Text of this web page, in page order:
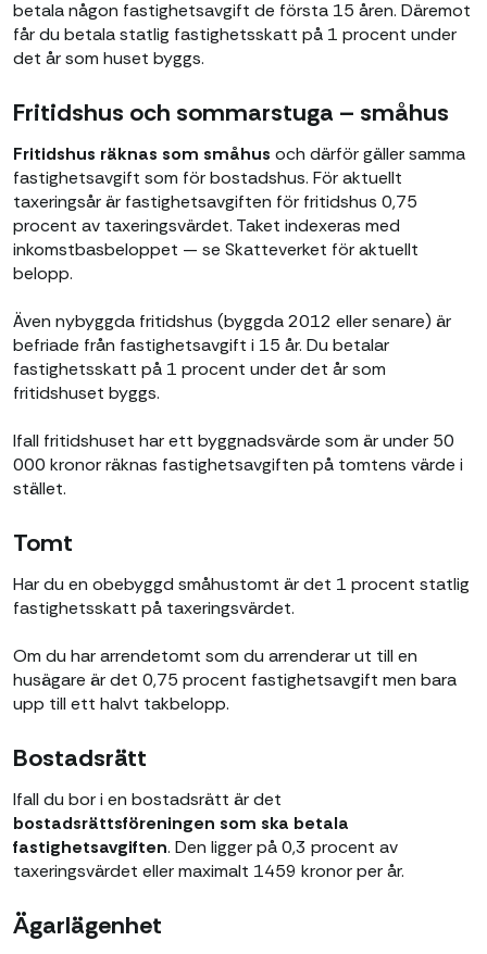
betala någon fastighetsavgift de första 15 åren. Däremot
får du betala statlig fastighetsskatt på 1 procent under
det år som huset byggs.
Fritidshus och sommarstuga – småhus
Fritidshus räknas som småhus och därför gäller samma
fastighetsavgift som för bostadshus. För aktuellt
taxeringsår är fastighetsavgiften för fritidshus 0,75
procent av taxeringsvärdet. Taket indexeras med
inkomstbasbeloppet — se Skatteverket för aktuellt
belopp.
Även nybyggda fritidshus (byggda 2012 eller senare) är
befriade från fastighetsavgift i 15 år. Du betalar
fastighetsskatt på 1 procent under det år som
fritidshuset byggs.
Ifall fritidshuset har ett byggnadsvärde som är under 50
000 kronor räknas fastighetsavgiften på tomtens värde i
stället.
Tomt
Har du en obebyggd småhustomt är det 1 procent statlig
fastighetsskatt på taxeringsvärdet.
Om du har arrendetomt som du arrenderar ut till en
husägare är det 0,75 procent fastighetsavgift men bara
upp till ett halvt takbelopp.
Bostadsrätt
Ifall du bor i en bostadsrätt är det
bostadsrättsföreningen som ska betala
fastighetsavgiften. Den ligger på 0,3 procent av
taxeringsvärdet eller maximalt 1459 kronor per år.
Ägarlägenhet